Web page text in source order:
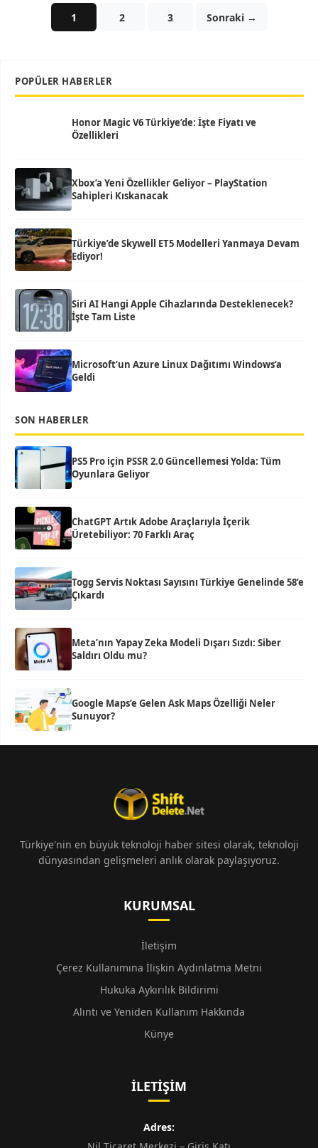
1 2 3 Sonraki →
POPÜLER HABERLER
Honor Magic V6 Türkiye’de: İşte Fiyatı ve
Özellikleri
Xbox’a Yeni Özellikler Geliyor – PlayStation
Sahipleri Kıskanacak
Türkiye’de Skywell ET5 Modelleri Yanmaya Devam
Ediyor!
Siri AI Hangi Apple Cihazlarında Desteklenecek?
İşte Tam Liste
Microsoft’un Azure Linux Dağıtımı Windows’a
Geldi
SON HABERLER
PS5 Pro için PSSR 2.0 Güncellemesi Yolda: Tüm
Oyunlara Geliyor
ChatGPT Artık Adobe Araçlarıyla İçerik
Üretebiliyor: 70 Farklı Araç
Togg Servis Noktası Sayısını Türkiye Genelinde 58’e
Çıkardı
Meta’nın Yapay Zeka Modeli Dışarı Sızdı: Siber
Saldırı Oldu mu?
Google Maps’e Gelen Ask Maps Özelliği Neler
Sunuyor?
Türkiye'nin en büyük teknoloji haber sitesi olarak, teknoloji
dünyasından gelişmeleri anlık olarak paylaşıyoruz.
KURUMSAL
İletişim
Çerez Kullanımına İlişkin Aydınlatma Metni
Hukuka Aykırılık Bildirimi
Alıntı ve Yeniden Kullanım Hakkında
Künye
İLETIŞIM
Adres: